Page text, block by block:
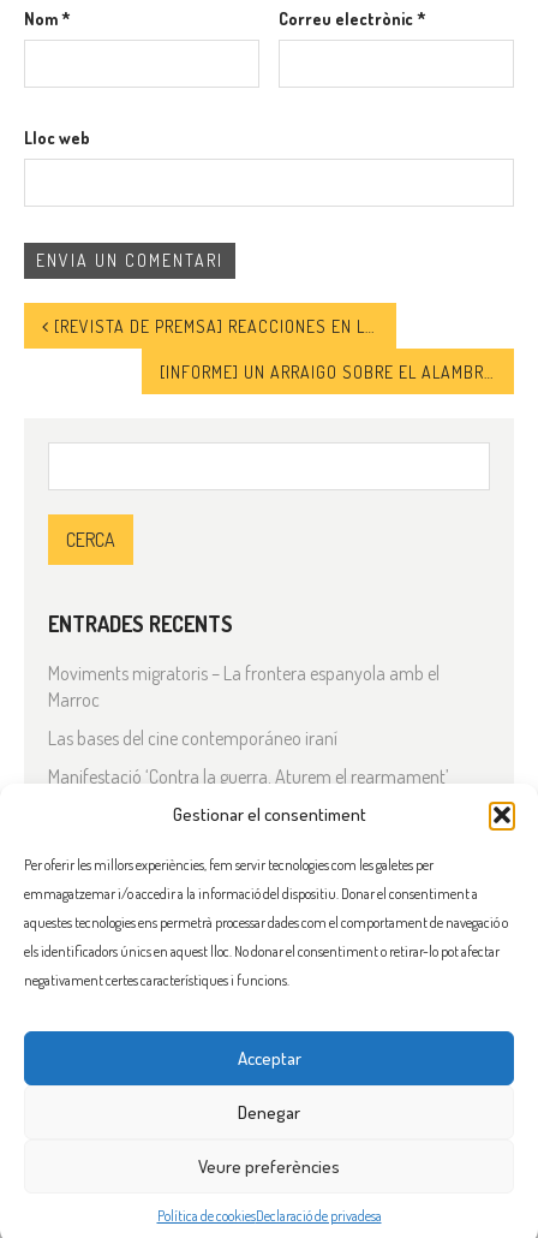
Gestionar el consentiment
Per oferir les millors experiències, fem servir tecnologies com les galetes per
emmagatzemar i/o accedir a la informació del dispositiu. Donar el consentiment a
aquestes tecnologies ens permetrà processar dades com el comportament de navegació o
els identificadors únics en aquest lloc. No donar el consentiment o retirar-lo pot afectar
negativament certes característiques i funcions.
Acceptar
Denegar
Veure preferències
Política de cookiesDeclaració de privadesa
Nom* Correu electrònic*
Lloc web
[REVISTA DE PREMSA] REACCIONES EN LA PRENSA EN ÁRABE A LOS ACUERDOS DE ISRAEL CON EMIRATOS ÁRABES Y BARÉIN
ENTRADES RECENTS
Moviments migratoris – La frontera espanyola amb el
Marroc
Las bases del cine contemporáneo iraní
Manifestació ‘Contra la guerra. Aturem el rearmament’
En solidaritat amb el Líban
Què està passant a l’Iran?
COMENTARIS RECENTS
Flama, promoure la solidaritat entre els pobles i el seu benestar